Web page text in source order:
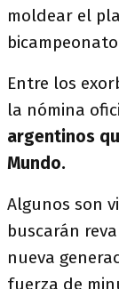
moldear el
Entre los
la nómina
argentinos
Mundo.
Algunos son
buscarán
nueva
fuerza de